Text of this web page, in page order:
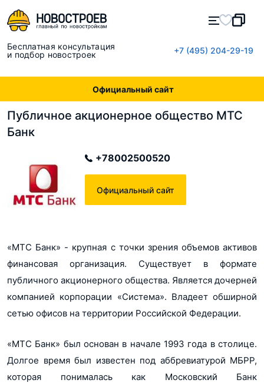
Бесплатная консультация
и подбор новостроек
+7 (495) 204-29-19
Официальный сайт
Публичное акционерное общество МТС
Банк
+78002500520
Официальный сайт
«МТС Банк» - крупная с точки зрения объемов активов
финансовая организация. Существует в формате
публичного акционерного общества. Является дочерней
компанией корпорации «Система». Владеет обширной
сетью офисов на территории Российской Федерации.
«МТС Банк» был основан в начале 1993 года в столице.
Долгое время был известен под аббревиатурой МБРР,
которая понималась как Московский Банк